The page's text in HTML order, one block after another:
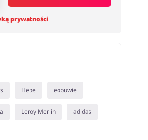
prywatności
Hebe eobuwie
Leroy Merlin adidas